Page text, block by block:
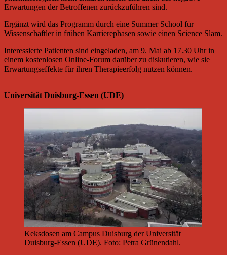
Erwartungen der Betroffenen zurückzuführen sind.
Ergänzt wird das Programm durch eine Summer School für
Wissenschaftler in frühen Karrierephasen sowie einen Science Slam.
Interessierte Patienten sind eingeladen, am 9. Mai ab 17.30 Uhr in
einem kostenlosen Online-Forum darüber zu diskutieren, wie sie
Erwartungseffekte für ihren Therapieerfolg nutzen können.
Universität Duisburg-Essen (UDE)
Keksdosen am Campus Duisburg der Universität
Duisburg-Essen (UDE). Foto: Petra Grünendahl.